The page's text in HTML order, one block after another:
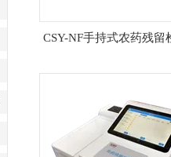
CSY-NF手持式农药残留